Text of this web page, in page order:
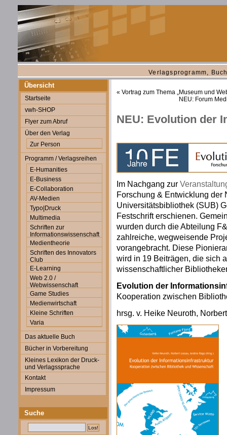
Verlagsprogramm,
Übersicht
Startseite
vwh-SHOP
Flyer zum Abruf
Über den Verlag
Zur Person
Programm / Verlagsreihen
E-Humanities
E-Business
E-Collaboration
AV-Medien
Typo|Druck
Multimedia
Schriften zur
Informationswissenschaft
Medientheorie
Schriften des Innovators
Club
E-Learning
Web 2.0 /
Webwissenschaft
Game Studies
Medienwirtschaft
Kleine Schriften
Varia
Das aktuelle Buch
Bücher in Vorbereitung
Kleines Lexikon der Druck-
und Verlagssprache
Kontakt
Impressum
Suche
« Vortrag zum Thema „Museum und
NEU: Forum
NEU: Evolution der
Im Nachgang zur
Forschung & Entwicklung der
Universitätsbibliothek (SUB)
Festschrift erschienen.
wurden durch die Abteilung
zahlreiche, wegweisende
vorangebracht. Diese
wird in 19 Beiträgen, die sich
wissenschaftlicher
Evolution der
Kooperation zwischen
hrsg. v. Heike Neuroth,